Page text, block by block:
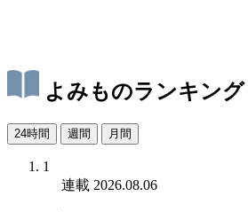
よみものランキング
24時間 週間 月間
1
連載 2026.08.06